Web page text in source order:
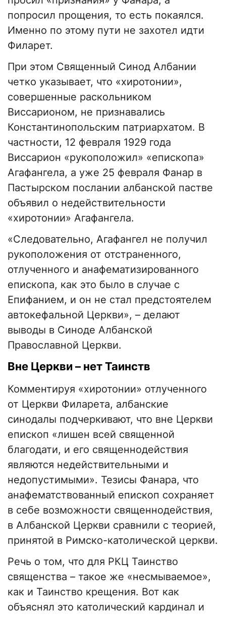
попросил прощения, то есть покаялся.
Именно по этому пути не захотел идти
Филарет.
При этом Священный Синод Албании
четко указывает, что «хиротонии»,
совершенные раскольником
Виссарионом, не признавались
Константинопольским патриархатом. В
частности, 12 февраля 1929 года
Виссарион «рукоположил» «епископа»
Агафангела, а уже 25 февраля Фанар в
Пастырском послании албанской пастве
объявил о недействительности
«хиротонии» Агафангела.
«Следовательно, Агафангел не получил
рукоположения от отстраненного,
отлученного и анафематизированного
епископа, как это было в случае с
Епифанием, и он не стал предстоятелем
автокефальной Церкви», – делают
выводы в Синоде Албанской
Православной Церкви.
Вне Церкви – нет Таинств
Комментируя «хиротонии» отлученного
от Церкви Филарета, албанские
синодалы подчеркивают, что вне Церкви
епископ «лишен всей священной
благодати, и его священнодействия
являются недействительными и
недопустимыми». Тезисы Фанара, что
анафематствованный епископ сохраняет
в себе возможности священнодействия,
в Албанской Церкви сравнили с теорией,
принятой в Римско-католической церкви.
Речь о том, что для РКЦ Таинство
священства – такое же «несмываемое»,
как и Таинство крещения. Вот как
объяснял это католический кардинал и